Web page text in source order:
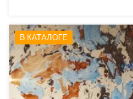
В КАТАЛОГЕ